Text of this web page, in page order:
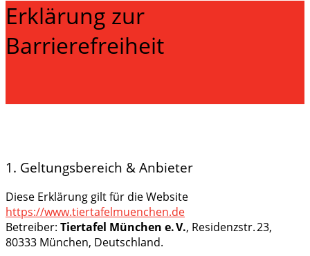
Erklärung zur
Barrierefreiheit
1. Geltungsbereich & Anbieter
Diese Erklärung gilt für die Website
https://www.tiertafelmuenchen.de
Betreiber: Tiertafel München e. V., Residenzstr. 23,
80333 München, Deutschland.